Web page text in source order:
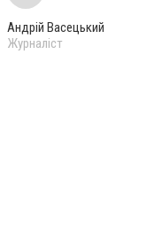
Андрій Васецький
Журналіст